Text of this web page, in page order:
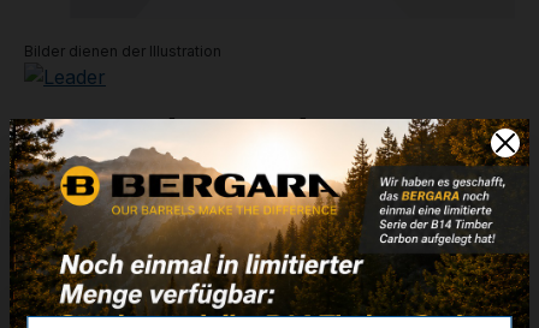
Bilder dienen der Illustration
5,6mm (5,7mm) - .224
3,0g - 46,3grs - LJG - HSR
Artikelnummer: G0010.6
Weitere Informationen